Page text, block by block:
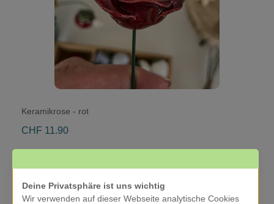
Keramikrose - rot
CHF 11.90
Deine Privatsphäre ist uns wichtig
Wir verwenden auf dieser Webseite analytische Cookies